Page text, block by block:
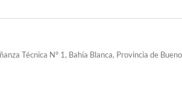
Técnica N° 1, Bahía Blanca, Provincia de